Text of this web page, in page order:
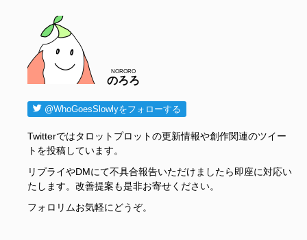
のろろ
NORORO
@WhoGoesSlowlyをフォローする
Twitterではタロットプロットの更新情報や創作関連のツイー
トを投稿しています。
リプライやDMにて不具合報告いただけましたら即座に対応い
たします。改善提案も是非お寄せください。
フォロリムお気軽にどうぞ。